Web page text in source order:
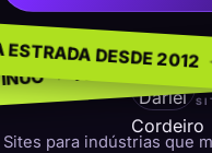
INDÚSTRIAS ✦
✦ NA ESTRADA
Sites para indústrias que